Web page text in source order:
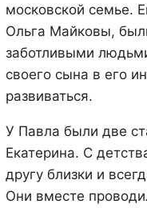
московской семье.
Ольга Майковы,
заботливыми
своего сына в его
развиваться.
У Павла были две
Екатерина. С
другу близки и
Они вместе